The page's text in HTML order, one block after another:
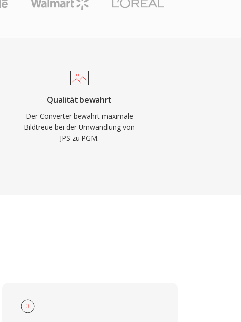
Qualität bewahrt
Der Converter bewahrt maximale
Bildtreue bei der Umwandlung von
JPS zu PGM.
3